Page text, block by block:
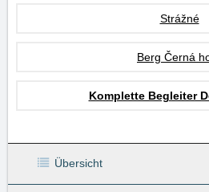
Strážné
Berg Černá
Komplette Begleiter
Übersicht